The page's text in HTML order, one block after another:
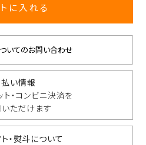
に入れる
いてのお問い合わせ
い情報
・コンビニ決済を
ただけます
・熨斗について